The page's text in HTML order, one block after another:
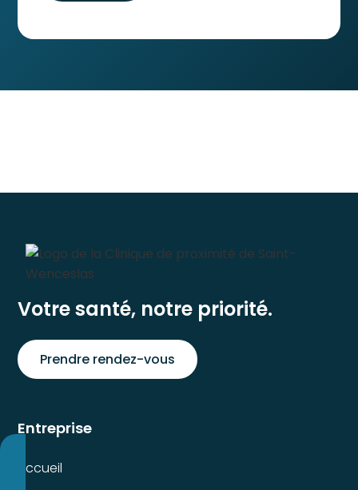
Votre santé, notre priorité.
Prendre rendez-vous
Entreprise
Accueil